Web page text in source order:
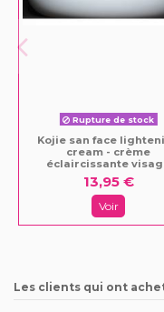
Rupture de stock
Kojie san face
cream - crème
éclaircissante
13,95 €
Voir
Les clients qui ont